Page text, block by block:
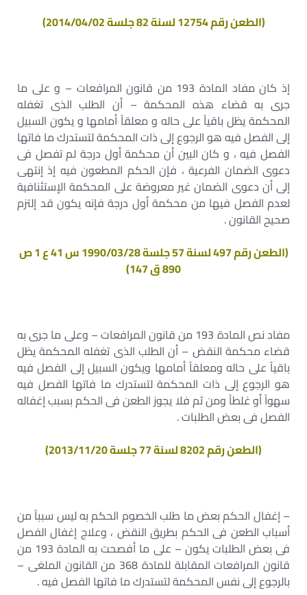
(الطعن رقم 12754 لسنة 82 جلسة 2014/04/02)
إذ كان مفاد المادة 193 من قانون المرافعات – و على ما
جرى به قضاء هذه المحكمة – أن الطلب الذى تغفله
المحكمة يظل باقياً على حاله و معلقاً أمامها و يكون السبيل
إلى الفصل فيه هو الرجوع إلى ذات المحكمة لتستدرك ما فاتها
الفصل فيه ، و كان البين أن محكمة أول درجة لم تفصل فى
دعوى الضمان الفرعية ، فإن الحكم المطعون فيه إذ إنتهى
إلى أن دعوى الضمان غير معروضة على المحكمة الإستئنافية
لعدم الفصل فيها من محكمة أول درجة فإنه يكون قد إلتزم
صحيح القانون .
(الطعن رقم 497 لسنة 57 جلسة 1990/03/28 س 41 ع 1 ص
890 ق 147)
مفاد نص المادة 193 من قانون المرافعات – وعلى ما جرى به
قضاء محكمة النقض – أن الطلب الذى تغفله المحكمة يظل
باقياً على حاله ومعلقاً أمامها ويكون السبيل إلى الفصل فيه
هو الرجوع إلى ذات المحكمة لتستدرك ما فاتها الفصل فيه
سهواً أو غلطاً ومن ثم فلا يجوز الطعن فى الحكم بسبب إغفاله
الفصل فى بعض الطلبات .
(الطعن رقم 8202 لسنة 77 جلسة 2013/11/20)
– إغفال الحكم بعض ما طلب الخصوم الحكم به ليس سبباً من
أسباب الطعن فى الحكم بطريق النقض ، وعلاج إغفال الفصل
فى بعض الطلبات يكون – على ما أفصحت به المادة 193 من
قانون المرافعات المقابلة للمادة 368 من القانون الملغى –
بالرجوع إلى نفس المحكمة لتستدرك ما فاتها الفصل فيه .